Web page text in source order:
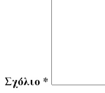
Σχόλιο *